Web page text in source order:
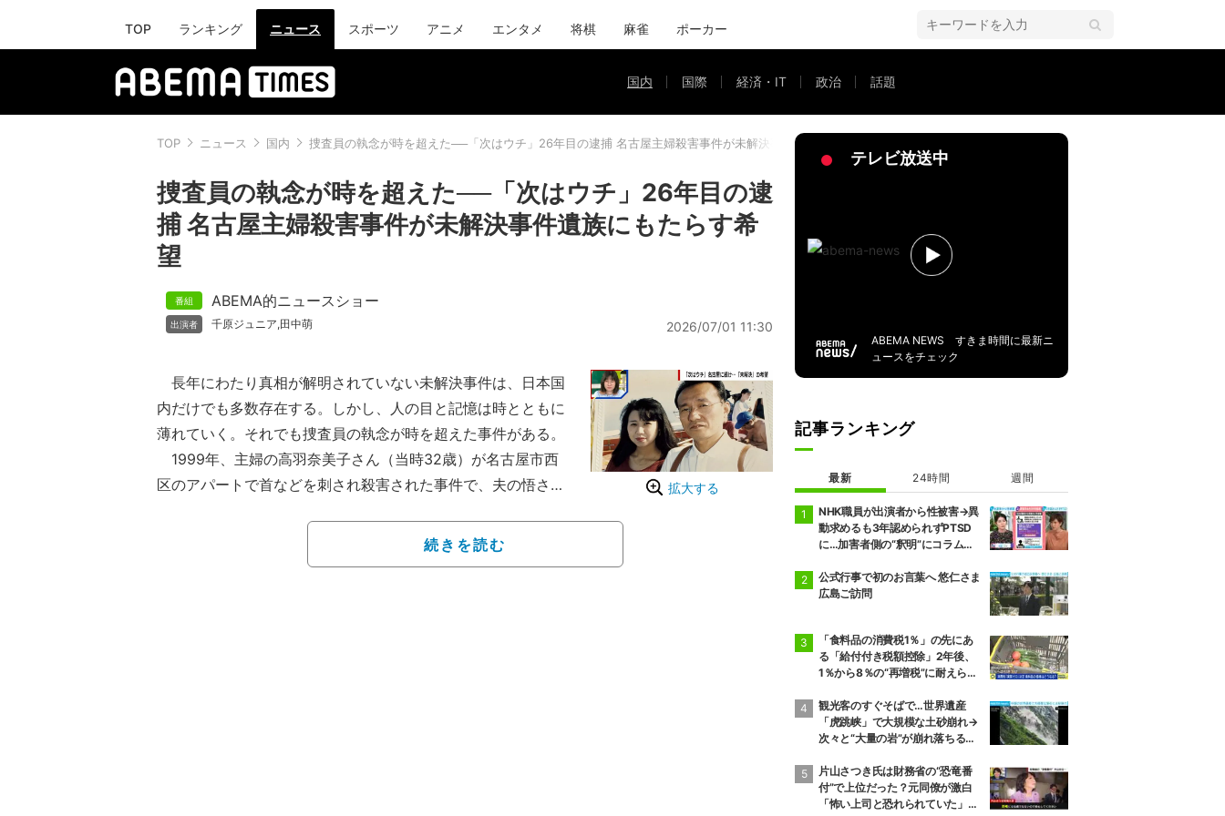
TOP ランキング ニュース スポーツ アニメ エンタメ 将棋 麻雀 ポーカー
国内 国際 経済・IT 政治 話題
TOP ニュース 国内 捜査員の執念が時を超えた──「次はウチ」26年目の逮捕 名古屋主婦殺害事件が未解決事件遺族にもたらす希望
捜査員の執念が時を超えた──「次はウチ」26年目の逮
捕 名古屋主婦殺害事件が未解決事件遺族にもたらす希
望
ABEMA的ニュースショー
千原ジュニア,田中萌 2026/07/01 11:30
拡大する
長年にわたり真相が解明されていない未解決事件は、日本国
内だけでも多数存在する。しかし、人の目と記憶は時とともに
薄れていく。それでも捜査員の執念が時を超えた事件がある。
1999年、主婦の高羽奈美子さん（当時32歳）が名古屋市西
区のアパートで首などを刺され殺害された事件で、夫の悟さん
時効撤廃も訴えてきた（2010年 時効は撤廃）。
「事件直後半年ぐらいは誰も取材に来なかったので、このまま
続きを読む
テレビ放送中
ABEMA NEWS すきま時間に最新ニ
ュースをチェック
記事ランキング
最新 24時間 週間
NHK職員が出演者から性被害→異
動求めるも3年認められずPTSD
に…加害者側の“釈明”にコラムニ
織体制の問題点も指摘
公式行事で初のお言葉へ 悠仁さま
広島ご訪問
「食料品の消費税1％」の先にあ
る「給付付き税額控除」2年後、
1％から8％の“再増税”に耐えられ
形で中低所得層をカバーする」
観光客のすぐそばで…世界遺産
「虎跳峡」で大規模な土砂崩れ→
次々と“大量の岩”が崩れ落ちる瞬
片山さつき氏は財務省の“恐竜番
付”で上位だった？元同僚が激白
「怖い上司と恐れられていた」